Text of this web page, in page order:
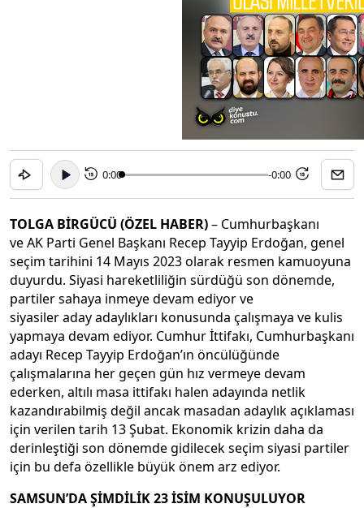
15 0:00 -0:00 15
TOLGA BİRGÜCÜ (ÖZEL HABER)– Cumhurbaşkanı
ve AK Parti Genel Başkanı Recep Tayyip Erdoğan, genel
seçim tarihini 14 Mayıs 2023 olarak resmen kamuoyuna
duyurdu. Siyasi hareketliliğin sürdüğü son dönemde,
partiler sahaya inmeye devam ediyor ve
siyasiler aday adaylıkları konusunda çalışmaya ve kulis
yapmaya devam ediyor. Cumhur İttifakı, Cumhurbaşkanı
adayı Recep Tayyip Erdoğan’ın öncülüğünde
çalışmalarına her geçen gün hız vermeye devam
ederken, altılı masa ittifakı halen adayında netlik
kazandırabilmiş değil ancak masadan adaylık açıklaması
için verilen tarih 13 Şubat. Ekonomik krizin daha da
derinleştiği son dönemde gidilecek seçim siyasi partiler
için bu defa özellikle büyük önem arz ediyor.
SAMSUN’DA ŞİMDİLİK 23 İSİM KONUŞULUYOR